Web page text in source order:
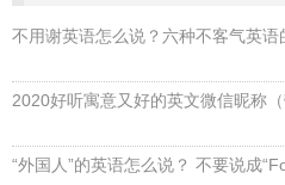
不用谢英语怎么说？六种不客气英语
2020好听寓意又好的英文微信昵称
“外国人”的英语怎么说？ 不要说成